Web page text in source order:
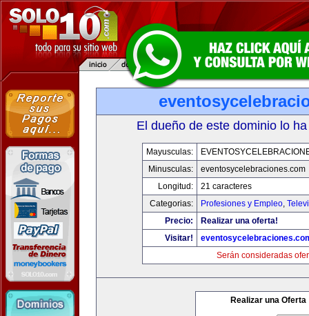
El dueño de este dominio lo
Mayusculas:
Minusculas:
eventosycelebraciones.com
Longitud:
21 caracteres
Categorias:
Profesiones y Empleo,
Precio:
Realizar una oferta!
Visitar!
Serán consideradas
Realizar una Oferta